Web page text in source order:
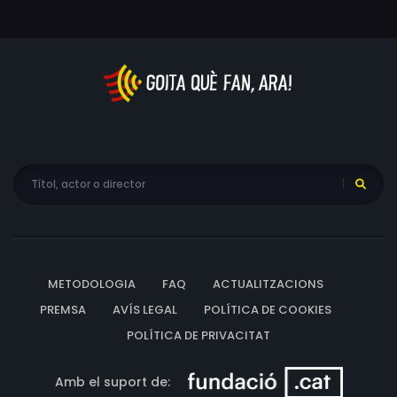
METODOLOGIA FAQ
ACTUALITZACIONS
PREMSA
AVÍS LEGAL
POLÍTICA DE COOKIES
POLÍTICA DE PRIVACITAT
Amb el suport de: